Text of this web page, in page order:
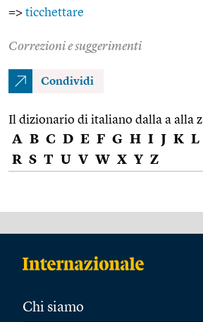
=> ticchettare
Correzioni e suggerimenti
Condividi
Il dizionario di italiano dalla a alla z
A B C D E F G H I J K L
R S T U V W X Y Z
Chi siamo